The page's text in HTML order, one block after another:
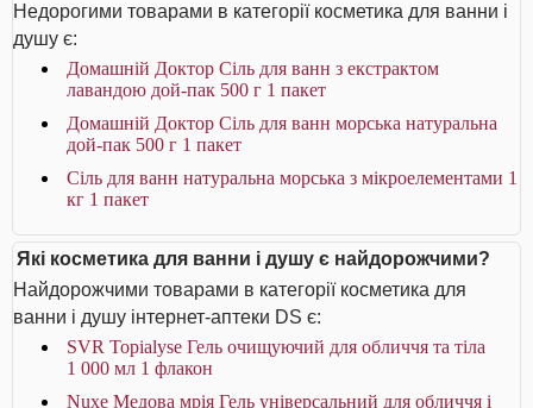
Недорогими товарами в категорії косметика для ванни і
душу є:
Домашній Доктор Сіль для ванн з екстрактом
лавандою дой-пак 500 г 1 пакет
Домашній Доктор Сіль для ванн морська натуральна
дой-пак 500 г 1 пакет
Сіль для ванн натуральна морська з мікроелементами 1
кг 1 пакет
Які косметика для ванни і душу є найдорожчими?
Найдорожчими товарами в категорії косметика для
ванни і душу інтернет-аптеки DS є:
SVR Topialyse Гель очищуючий для обличчя та тіла
1 000 мл 1 флакон
Nuxe Медова мрія Гель універсальний для обличчя і